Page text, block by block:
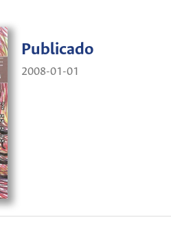
Publicado
2008-01-01